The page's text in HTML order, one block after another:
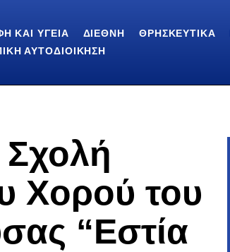
ΚΑΙ ΥΓΕΊΑ ΔΙΕΘΝΉ ΘΡΗΣΚΕΥΤΙΚΆ
ΑΥΤΟΔΙΟΊΚΗΣΗ
Χορού του
“Εστία